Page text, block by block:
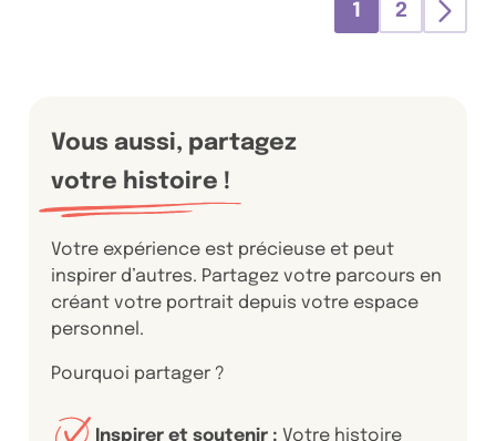
1 2
Vous aussi, partagez
votre histoire !
Votre expérience est précieuse et peut
inspirer d’autres. Partagez votre parcours en
créant votre portrait depuis votre espace
personnel.
Pourquoi partager ?
Inspirer et soutenir : Votre histoire